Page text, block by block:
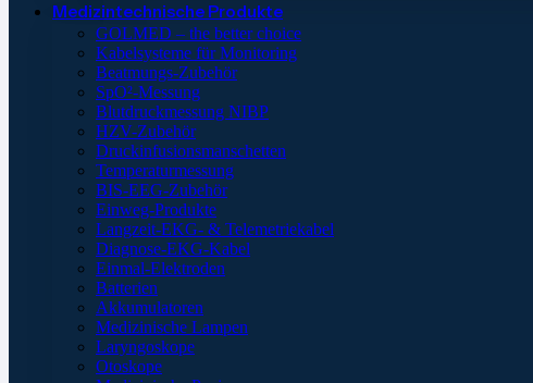
Medizintechnische Produkte
GOLMED – the better choice
Kabelsysteme für Monitoring
Beatmungs-Zubehör
SpO²-Messung
Blutdruckmessung NIBP
HZV-Zubehör
Druckinfusionsmanschetten
Temperaturmessung
BIS-EEG-Zubehör
Einweg-Produkte
Langzeit-EKG- & Telemetriekabel
Diagnose-EKG-Kabel
Einmal-Elektroden
Batterien
Akkumulatoren
Medizinische Lampen
Laryngoskope
Otoskope